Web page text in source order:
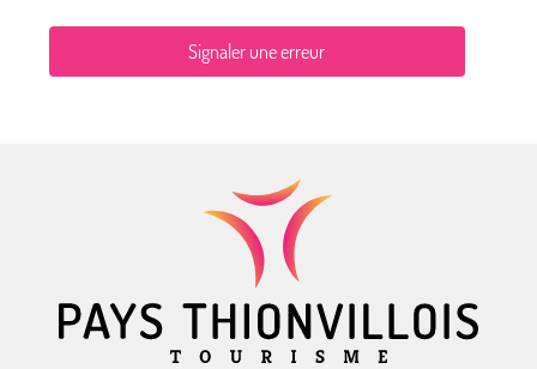
Signaler une erreur